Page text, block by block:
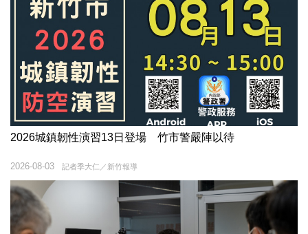
2026城鎮韌性演習13日登場 竹市警嚴陣以待
記者季大仁／新竹報導
2026-08-03